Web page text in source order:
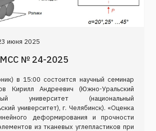
июня 2025
№ 24-2025
в 15:00 состоится научный семинар
Кирилл Андреевич (Южно-Уральский
университет (национальный
университет), г. Челябинск). «Оценка
деформирования и прочности
из тканевых углепластиков при